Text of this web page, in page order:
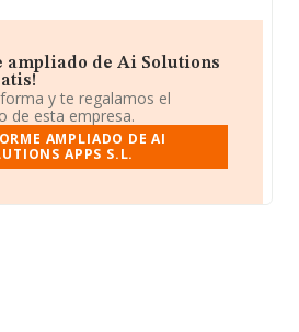
ampliado de Ai Solutions
y te regalamos el
de esta empresa.
AMPLIADO DE AI
APPS S.L.